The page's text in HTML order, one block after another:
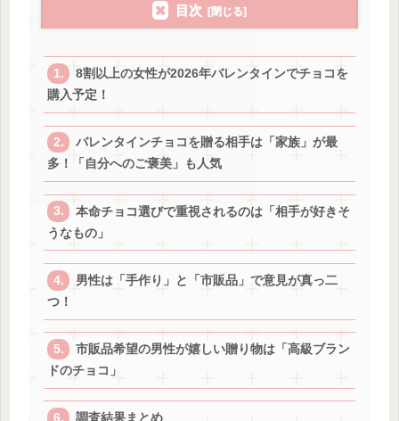
目次
8割以上の女性が2026年バレンタインでチョコを
購入予定！
バレンタインチョコを贈る相手は「家族」が最
多！「自分へのご褒美」も人気
本命チョコ選びで重視されるのは「相手が好きそ
うなもの」
男性は「手作り」と「市販品」で意見が真っ二
つ！
市販品希望の男性が嬉しい贈り物は「高級ブラン
ドのチョコ」
調査結果まとめ